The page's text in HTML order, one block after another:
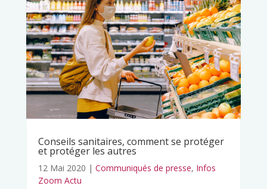
Conseils sanitaires, comment se protéger
et protéger les autres
12 Mai 2020 | Communiqués de presse, Infos
Zoom Actu